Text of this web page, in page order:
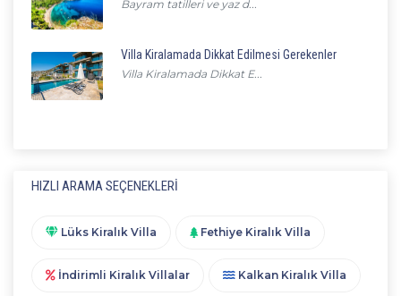
Bayram tatilleri ve yaz d...
Villa Kiralamada Dikkat Edilmesi Gerekenler
Villa Kiralamada Dikkat E...
HIZLI ARAMA SEÇENEKLERI
Lüks Kiralık Villa Fethiye Kiralık Villa
İndirimli Kiralık Villalar Kalkan Kiralık Villa